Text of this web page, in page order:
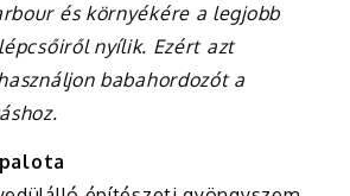
és környékére a legjobb
nyílik. Ezért azt
babahordozót a